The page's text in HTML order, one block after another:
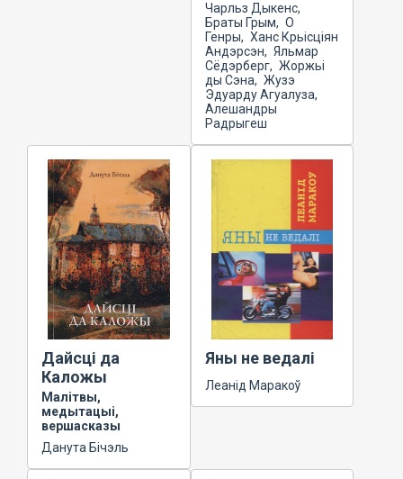
Чарльз Дыкенс,
Браты Грым, О
Генры, Ханс Крьісціян
Андэрсэн, Яльмар
Сёдэрберг, Жоржьі
ды Сэна, Жузэ
Эдуарду Агуалуза,
Алешандры
Радрыгеш
Дайсці да
Каложы
Малітвы,
медытацыі,
вершасказы
Данута Бічэль
Яны не ведалі
Леанід Маракоў